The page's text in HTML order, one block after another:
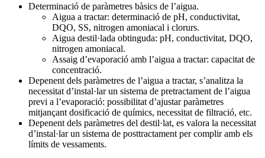
Determinació de paràmetres bàsics de l’aigua.
Aigua a tractar: determinació de pH, conductivitat,
DQO, SS, nitrogen amoniacal i clorurs.
Aigua destil·lada obtinguda: pH, conductivitat, DQO,
nitrogen amoniacal.
Assaig d’evaporació amb l’aigua a tractar: capacitat de
concentració.
Depenent dels paràmetres de l’aigua a tractar, s’analitza la
necessitat d’instal·lar un sistema de pretractament de l’aigua
previ a l’evaporació: possibilitat d’ajustar paràmetres
mitjançant dosificació de químics, necessitat de filtració, etc.
Depenent dels paràmetres del destil·lat, es valora la necessitat
d’instal·lar un sistema de posttractament per complir amb els
límits de vessaments.